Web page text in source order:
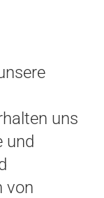
uns
und
von